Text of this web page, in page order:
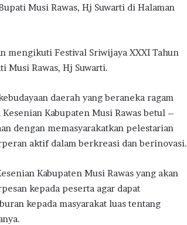
Musi Rawas, Hj Suwarti di Halaman
mengikuti Festival Sriwijaya XXXI Tahun
Musi Rawas, Hj Suwarti.
daerah yang beraneka ragam
Kabupaten Musi Rawas betul –
dengan memasyarakatkan pelestarian
aktif dalam berkreasi dan berinovasi.
Kabupaten Musi Rawas yang akan
kepada peserta agar dapat
kepada masyarakat luas tentang